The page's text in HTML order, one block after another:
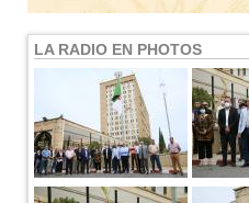
LA RADIO EN PHOTOS